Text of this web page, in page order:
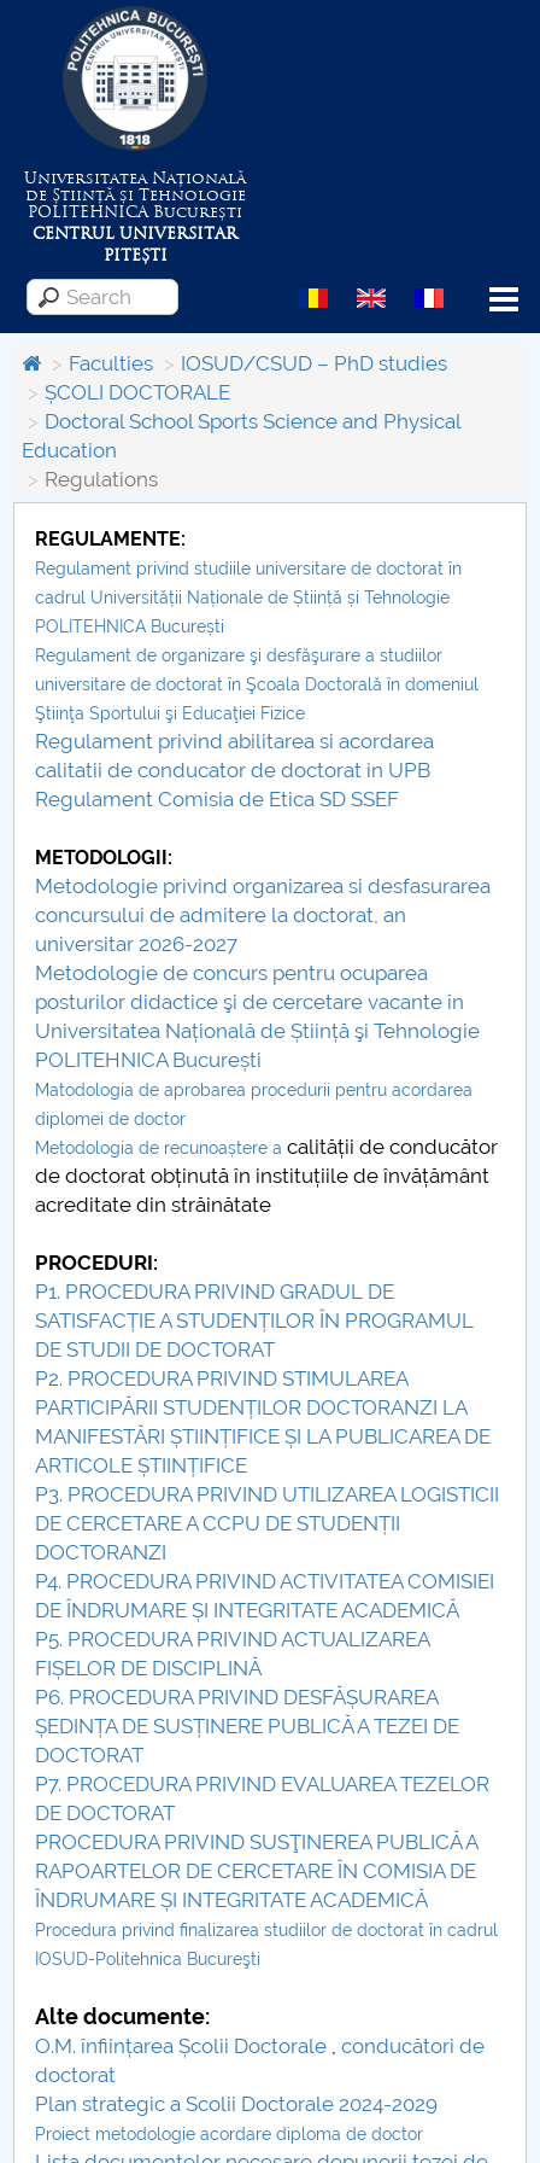
Universitatea Națională
de Știință și Tehnologie
POLITEHNICABucurești
CENTRUL UNIVERSITAR
PITEȘTI
Menu
About the University
Centrul de Management al Proiectelor
Board of Administration
Nr. de telefon si adrese Facultăți
Admission
Români de pretutindeni - ADMITERE
Senate
Studenți
Ghiduri pentru STUDENȚI
Public relations
International Relations
PNRR
Proiect(PRIM STUD)
Personal data protection
UPIT for the community
IOSUD/CSUD – PhD studies
Comisie de etica unversitară
Evenimente CUP
Accesibilitate pentru studenții cu dizabilități
Raportul Conducerii Centrului Universitar Pitești
privind implementarea Planului Operațional 2020-
2024
Parteneri CUP
Centrul de Consiliere și Orientare în Carieră
Chestionar angajabilitate ALUMNI – UPB
CAR2026
MENIU CANTINA
News
Admission
Faculties
IOSUD/CSUD – PhD studies
ȘCOLI DOCTORALE
Doctoral School Sports Science and Physical
Education
Regulations
REGULAMENTE:
Regulament privind studiile universitare de doctorat în
cadrul Universității Naționale de Știință și Tehnologie
POLITEHNICA București
Regulament de organizare şi desfăşurare a studiilor
universitare de doctorat în Şcoala Doctorală în domeniul
Ştiinţa Sportului şi Educaţiei Fizice
Regulament privind abilitarea si acordarea
calitatii de conducator de doctorat in UPB
Regulament Comisia de Etica SD SSEF
METODOLOGII:
Metodologie privind organizarea si desfasurarea
concursului de admitere la doctorat, an
universitar 2026-2027
Metodologie de concurs pentru ocuparea
posturilor didactice şi de cercetare vacante în
Universitatea Națională de Știință şi Tehnologie
POLITEHNICA București
Matodologia de aprobarea procedurii pentru acordarea
diplomei de doctor
Metodologia de recunoaștere a calității de conducător
de doctorat obținută în instituțiile de învățământ
acreditate din străinătate
PROCEDURI:
P1. PROCEDURA PRIVIND GRADUL DE
SATISFACȚIE A STUDENȚILOR ÎN PROGRAMUL
DE STUDII DE DOCTORAT
P2. PROCEDURA PRIVIND STIMULAREA
PARTICIPĂRII STUDENȚILOR DOCTORANZI LA
MANIFESTĂRI ȘTIINȚIFICE ȘI LA PUBLICAREA DE
ARTICOLE ȘTIINȚIFICE
P3. PROCEDURA PRIVIND UTILIZAREA LOGISTICII
DE CERCETARE A CCPU DE STUDENȚII
DOCTORANZI
P4. PROCEDURA PRIVIND ACTIVITATEA COMISIEI
DE ÎNDRUMARE ȘI INTEGRITATE ACADEMICĂ
P5. PROCEDURA PRIVIND ACTUALIZAREA
FIȘELOR DE DISCIPLINĂ
P6. PROCEDURA PRIVIND DESFĂȘURAREA
ȘEDINȚA DE SUSȚINERE PUBLICĂ A TEZEI DE
DOCTORAT
P7. PROCEDURA PRIVIND EVALUAREA TEZELOR
DE DOCTORAT
PROCEDURA PRIVIND SUSŢINEREA PUBLICĂ A
RAPOARTELOR DE CERCETARE ÎN COMISIA DE
ÎNDRUMARE ȘI INTEGRITATE ACADEMICĂ
Procedura privind finalizarea studiilor de doctorat în cadrul
IOSUD-Politehnica Bucureşti
Alte documente:
O.M. înființarea Școlii Doctorale ,conducători de
doctorat
Plan strategic a Scolii Doctorale 2024-2029
Proiect metodologie acordare diploma de doctor